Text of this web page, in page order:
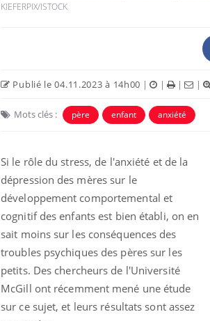
KIEFERPIX/ISTOCK
Publié le 04.11.2023 à 14h00 | | | |
Mots clés : père enfant anxiété
Si le rôle du stress, de l'anxiété et de la
dépression des mères sur le
développement comportemental et
cognitif des enfants est bien établi, on en
sait moins sur les conséquences des
troubles psychiques des pères sur les
petits. Des chercheurs de l'Université
McGill ont récemment mené une étude
sur ce sujet, et leurs résultats sont assez
Les crises d’angoisse
peuvent-elles survenir
sans raison apparente ?
Fatigue en vacances :
normal ou signe d’une
maladie ?